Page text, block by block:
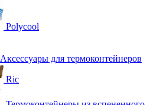
Polycool
Аксессуары для термоконтейнеров
Ric